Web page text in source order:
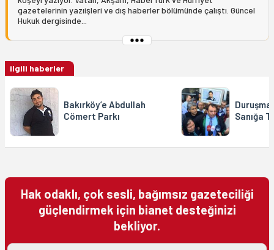
gazetelerinin yazıişleri ve dış haberler bölümünde çalıştı. Güncel
Hukuk dergisinde...
ilgili haberler
Bakırköy’e Abdullah
Cömert Parkı
Sanığa
Hak odaklı, çok sesli, bağımsız gazeteciliği
güçlendirmek için bianet desteğinizi
bekliyor.